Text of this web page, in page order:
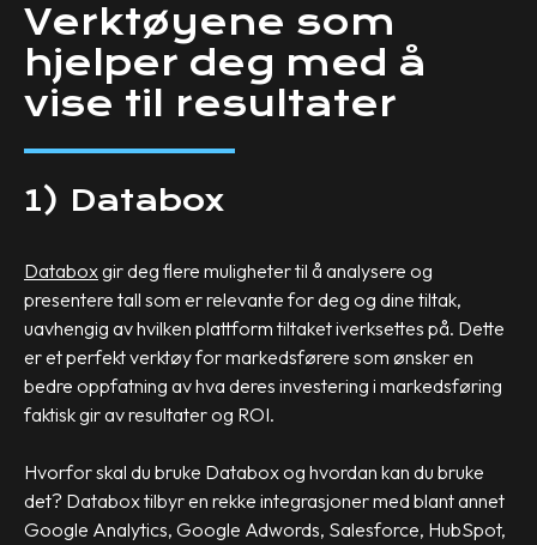
Verktøyene som
hjelper deg med å
vise til resultater
1) Databox
Databoxgir deg flere muligheter til å analysere og
presentere tall som er relevante for deg og dine tiltak,
uavhengig av hvilken plattform tiltaket iverksettes på. Dette
er et perfekt verktøy for markedsførere som ønsker en
bedre oppfatning av hva deres investering i markedsføring
faktisk gir av resultater og ROI.
Hvorfor skal du bruke Databox og hvordan kan du bruke
det? Databox tilbyr en rekke integrasjoner med blant annet
Google Analytics, Google Adwords, Salesforce, HubSpot,